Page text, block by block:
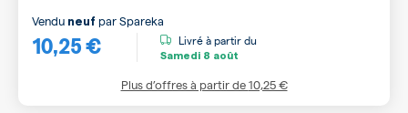
10,25 €
Vendu neuf parSpareka
Livré à partir du
Samedi 8 août
Plus d’offres à partir de10,25 €